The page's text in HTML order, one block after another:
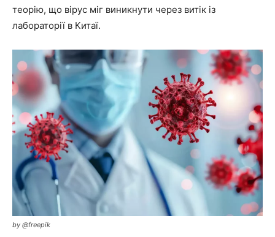
теорію, що вірус міг виникнути через витік із
лабораторії в Китаї.
by @freepik